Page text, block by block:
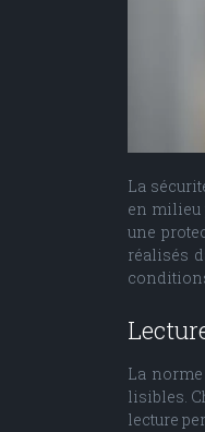
La
en milieu
une
réalisés
La
lisibles.
lecture